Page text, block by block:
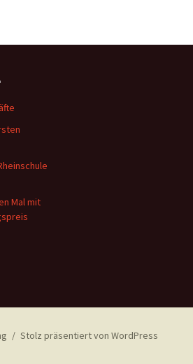
Mal mit
Stolz präsentiert von WordPress